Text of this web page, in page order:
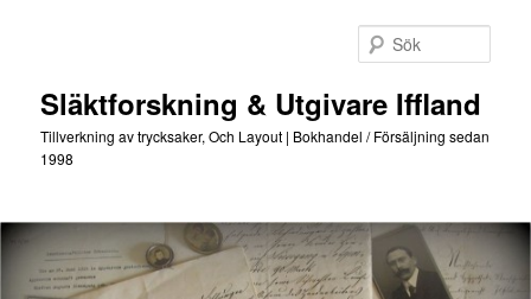
Släktforskning & Utgivare Iffland
Tillverkning av trycksaker, Och Layout | Bokhandel / Försäljning sedan
1998